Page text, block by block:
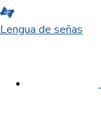
Lengua de señas